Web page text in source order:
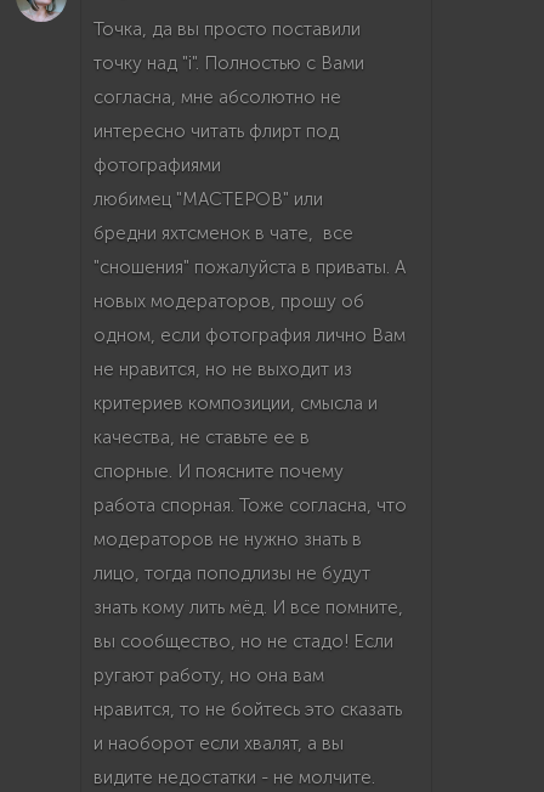
Точка, да вы просто поставили
точку над "i". Полностью с Вами
согласна, мне абсолютно не
интересно читать флирт под
фотографиями
любимец "МАСТЕРОВ" или
бредни яхтсменок в чате, все
"сношения" пожалуйста в приваты. А
новых модераторов, прошу об
одном, если фотография лично Вам
не нравится, но не выходит из
критериев композиции, смысла и
качества, не ставьте ее в
спорные. И поясните почему
работа спорная. Тоже согласна, что
модераторов не нужно знать в
лицо, тогда поподлизы не будут
знать кому лить мёд. И все помните,
вы сообщество, но не стадо! Если
ругают работу, но она вам
нравится, то не бойтесь это сказать
и наоборот если хвалят, а вы
видите недостатки - не молчите.